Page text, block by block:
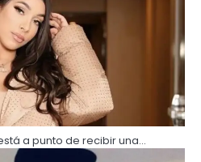
a punto de recibir una…